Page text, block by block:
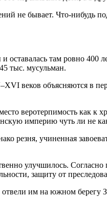
не бывает. Что-нибудь
там ровно 400
тыс. мусульман.
веков объясняются в
веротерпимость как
империю чуть ли не
резня, учиненная
улучшилось.
защиту от
им на южном берегу